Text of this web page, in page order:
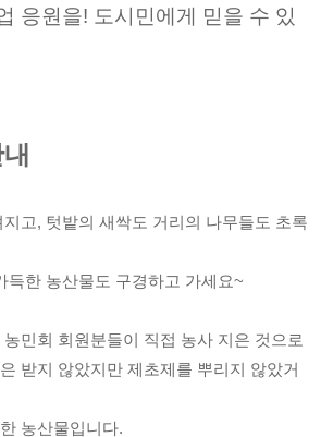
응원을! 도시민에게 믿을 수 있
고, 텃밭의 새싹도 거리의 나무들도 초록
득한 농산물도 구경하고 가세요~
민회 회원분들이 직접 농사 지은 것으로
받지 않았지만 제초제를 뿌리지 않았거
농산물입니다.